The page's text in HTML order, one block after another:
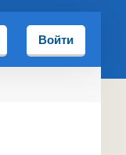
Войти